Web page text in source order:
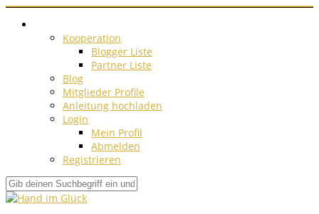
Kooperation
Blogger Liste
Partner Liste
Blog
Mitglieder Profile
Anleitung hochladen
Login
Mein Profil
Abmelden
Registrieren